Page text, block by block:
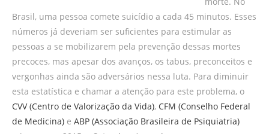
Brasil, uma pessoa comete suicídio a cada 45 minutos. Esses
números já deveriam ser suficientes para estimular as
pessoas a se mobilizarem pela prevenção dessas mortes
precoces, mas apesar dos avanços, os tabus, preconceitos e
vergonhas ainda são adversários nessa luta. Para diminuir
esta estatística e chamar a atenção para este problema, o
CVV (Centro de Valorização da Vida), CFM (Conselho Federal
de Medicina) e ABP (Associação Brasileira de Psiquiatria)